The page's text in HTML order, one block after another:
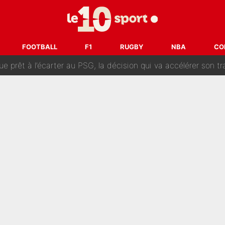
FOOTBALL F1 RUGBY NBA
officialisent enfin leur couple : La photo qui enflamme
Gianni Infantino ? «Il serait un mauvais président», le patron
prêt à l’écarter au PSG, la décision qui va accélérer son